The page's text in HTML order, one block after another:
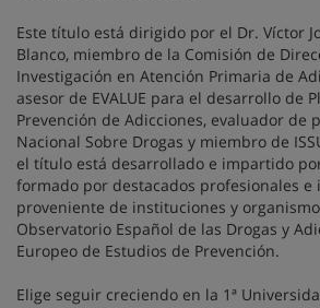
Este título está dirigido por el Dr. Víctor
Blanco, miembro de la Comisión de
Investigación en Atención Primaria de
asesor de EVALUE para el desarrollo de
Prevención de Adicciones, evaluador de
Nacional Sobre Drogas y miembro de
el título está desarrollado e impartido
formado por destacados profesionales e
proveniente de instituciones y
Observatorio Español de las Drogas y
Europeo de Estudios de Prevención.
Elige seguir creciendo en la 1ª